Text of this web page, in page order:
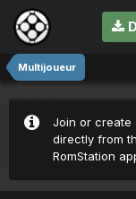
Multijoueur
Join or create
directly from
RomStation